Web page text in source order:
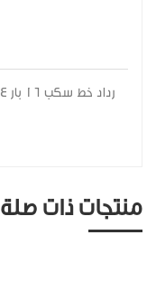
رداد خط سكب 16 بار 4 انش | Check valve
منتجات ذات صلة